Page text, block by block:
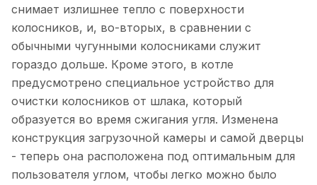
снимает излишнее тепло с поверхности
колосников, и, во-вторых, в сравнении с
обычными чугунными колосниками служит
гораздо дольше. Кроме этого, в котле
предусмотрено специальное устройство для
очистки колосников от шлака, который
образуется во время сжигания угля. Изменена
конструкция загрузочной камеры и самой дверцы
- теперь она расположена под оптимальным для
пользователя углом, чтобы легко можно было